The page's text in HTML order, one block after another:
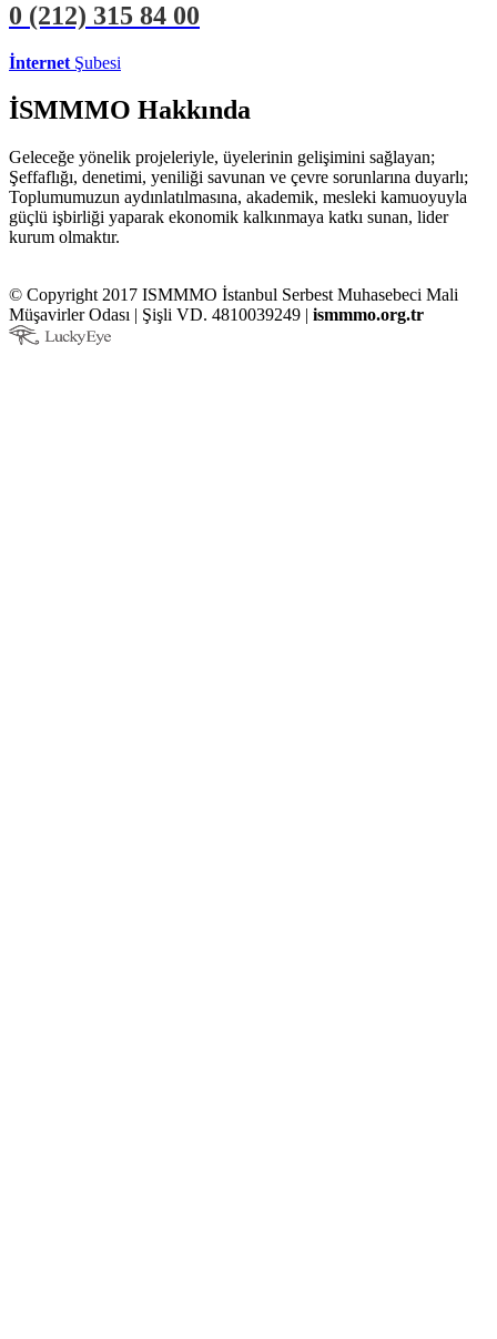
0 (212) 315 84 00
İnternet Şubesi
İSMMMO Hakkında
Geleceğe yönelik projeleriyle, üyelerinin gelişimini sağlayan;
Şeffaflığı, denetimi, yeniliği savunan ve çevre sorunlarına duyarlı;
Toplumumuzun aydınlatılmasına, akademik, mesleki kamuoyuyla
güçlü işbirliği yaparak ekonomik kalkınmaya katkı sunan, lider
kurum olmaktır.
© Copyright 2017 ISMMMO İstanbul Serbest Muhasebeci Mali
Müşavirler Odası | Şişli VD. 4810039249 | ismmmo.org.tr